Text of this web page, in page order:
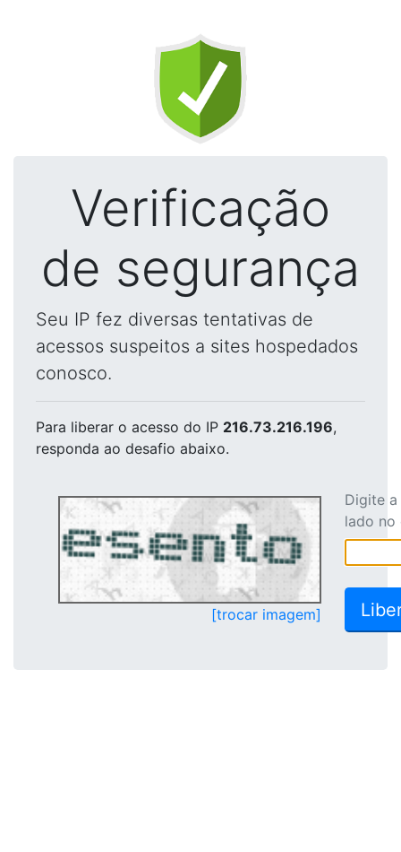
Verificação
de segurança
Seu IP fez diversas tentativas de
acessos suspeitos a sites hospedados
conosco.
Para liberar o acesso do IP 216.73.216.196,
responda ao desafio abaixo.
[trocar imagem]
Digite
lado no